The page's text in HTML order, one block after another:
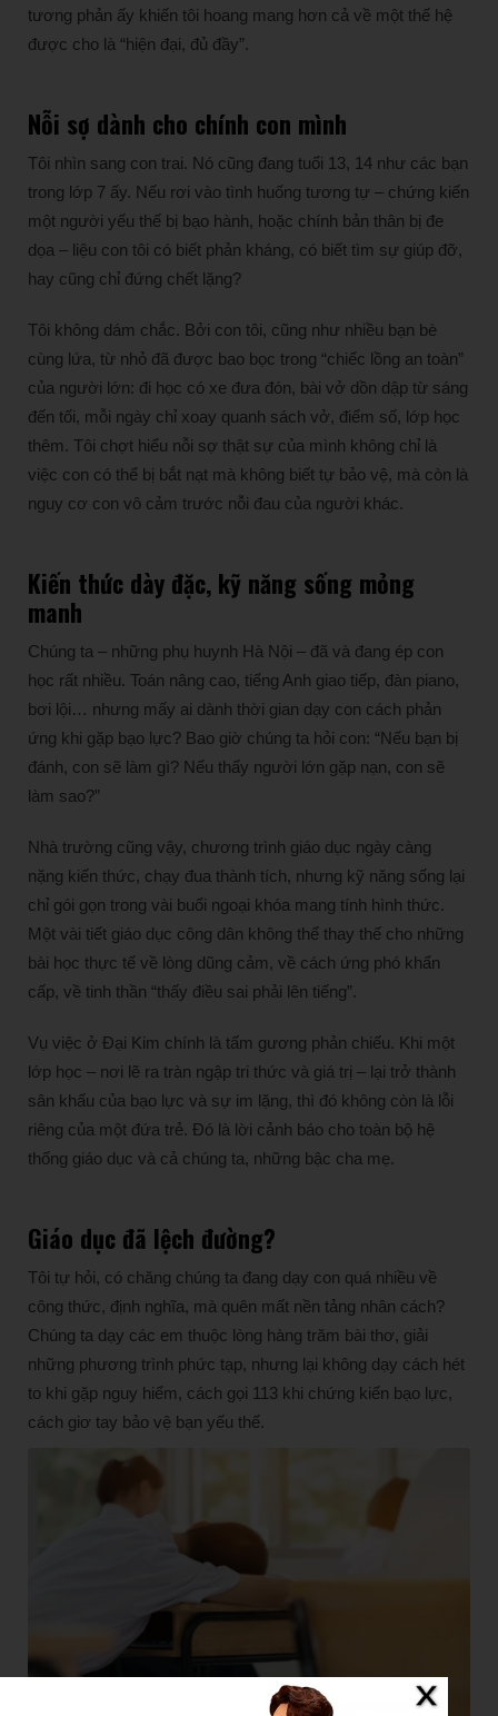
tương phản ấy khiến tôi hoang mang hơn cả về một thế hệ
được cho là “hiện đại, đủ đầy”.
Nỗi sợ dành cho chính con mình
Tôi nhìn sang con trai. Nó cũng đang tuổi 13, 14 như các bạn
trong lớp 7 ấy. Nếu rơi vào tình huống tương tự – chứng kiến
một người yếu thế bị bạo hành, hoặc chính bản thân bị đe
dọa – liệu con tôi có biết phản kháng, có biết tìm sự giúp đỡ,
hay cũng chỉ đứng chết lặng?
Tôi không dám chắc. Bởi con tôi, cũng như nhiều bạn bè
cùng lứa, từ nhỏ đã được bao bọc trong “chiếc lồng an toàn”
của người lớn: đi học có xe đưa đón, bài vở dồn dập từ sáng
đến tối, mỗi ngày chỉ xoay quanh sách vở, điểm số, lớp học
thêm. Tôi chợt hiểu nỗi sợ thật sự của mình không chỉ là
việc con có thể bị bắt nạt mà không biết tự bảo vệ, mà còn là
nguy cơ con vô cảm trước nỗi đau của người khác.
Kiến thức dày đặc, kỹ năng sống mỏng
manh
Chúng ta – những phụ huynh Hà Nội – đã và đang ép con
học rất nhiều. Toán nâng cao, tiếng Anh giao tiếp, đàn piano,
bơi lội… nhưng mấy ai dành thời gian dạy con cách phản
ứng khi gặp bạo lực? Bao giờ chúng ta hỏi con: “Nếu bạn bị
đánh, con sẽ làm gì? Nếu thấy người lớn gặp nạn, con sẽ
làm sao?”
Nhà trường cũng vậy, chương trình giáo dục ngày càng
nặng kiến thức, chạy đua thành tích, nhưng kỹ năng sống lại
chỉ gói gọn trong vài buổi ngoại khóa mang tính hình thức.
Một vài tiết giáo dục công dân không thể thay thế cho những
bài học thực tế về lòng dũng cảm, về cách ứng phó khẩn
cấp, về tinh thần “thấy điều sai phải lên tiếng”.
Vụ việc ở Đại Kim chính là tấm gương phản chiếu. Khi một
lớp học – nơi lẽ ra tràn ngập tri thức và giá trị – lại trở thành
sân khấu của bạo lực và sự im lặng, thì đó không còn là lỗi
riêng của một đứa trẻ. Đó là lời cảnh báo cho toàn bộ hệ
thống giáo dục và cả chúng ta, những bậc cha mẹ.
Giáo dục đã lệch đường?
Tôi tự hỏi, có chăng chúng ta đang dạy con quá nhiều về
công thức, định nghĩa, mà quên mất nền tảng nhân cách?
Chúng ta dạy các em thuộc lòng hàng trăm bài thơ, giải
những phương trình phức tạp, nhưng lại không dạy cách hét
to khi gặp nguy hiểm, cách gọi 113 khi chứng kiến bạo lực,
cách giơ tay bảo vệ bạn yếu thế.